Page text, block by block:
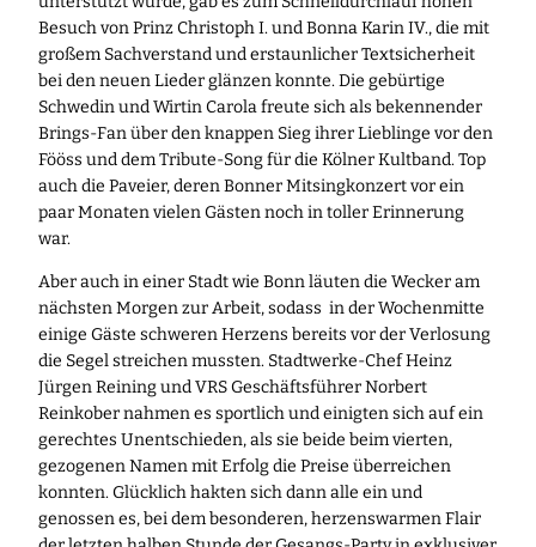
Besuch von Prinz Christoph I. und Bonna Karin IV., die mit
großem Sachverstand und erstaunlicher Textsicherheit
bei den neuen Lieder glänzen konnte. Die gebürtige
Schwedin und Wirtin Carola freute sich als bekennender
Brings-Fan über den knappen Sieg ihrer Lieblinge vor den
Fööss und dem Tribute-Song für die Kölner Kultband. Top
auch die Paveier, deren Bonner Mitsingkonzert vor ein
paar Monaten vielen Gästen noch in toller Erinnerung
war.
Aber auch in einer Stadt wie Bonn läuten die Wecker am
nächsten Morgen zur Arbeit, sodass in der Wochenmitte
einige Gäste schweren Herzens bereits vor der Verlosung
die Segel streichen mussten. Stadtwerke-Chef Heinz
Jürgen Reining und VRS Geschäftsführer Norbert
Reinkober nahmen es sportlich und einigten sich auf ein
gerechtes Unentschieden, als sie beide beim vierten,
gezogenen Namen mit Erfolg die Preise überreichen
konnten. Glücklich hakten sich dann alle ein und
genossen es, bei dem besonderen, herzenswarmen Flair